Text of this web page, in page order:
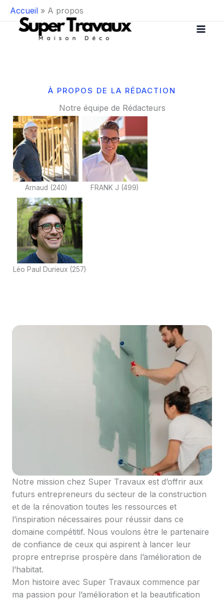
Aller
contenu
Accueil A propos
À PROPOS DE LA RÉDACTION
Notre équipe de Rédacteurs
Arnaud (240) FRANK J (499)
Léo Paul Durieux (257)
Notre mission chez Super Travaux est d’offrir aux
futurs entrepreneurs du secteur de la construction
et de la rénovation toutes les ressources et
l’inspiration nécessaires pour réussir dans ce
domaine compétitif. Nous voulons être le partenaire
de confiance de ceux qui aspirent à lancer leur
propre entreprise prospère dans l’amélioration de
l’habitat.
Mon histoire avec Super Travaux commence par
ma passion pour l’amélioration et la beautification